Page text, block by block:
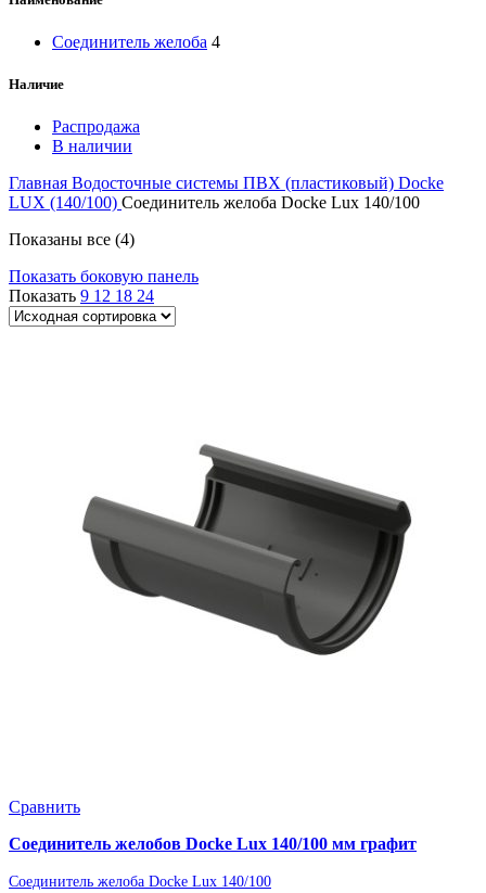
Соединитель желоба 4
Наличие
Распродажа
В наличии
Главная Водосточные системы ПВХ (пластиковый) Docke
LUX (140/100) Соединитель желоба Docke Lux 140/100
Показаны все (4)
Показать боковую панель
Показать 9 12 18 24
Сравнить
Соединитель желобов Docke Lux 140/100 мм графит
Соединитель желоба Docke Lux 140/100